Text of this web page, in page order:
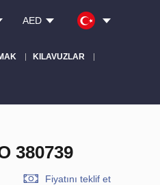
AED
KILAVUZLAR
380739
Fiyatını teklif et